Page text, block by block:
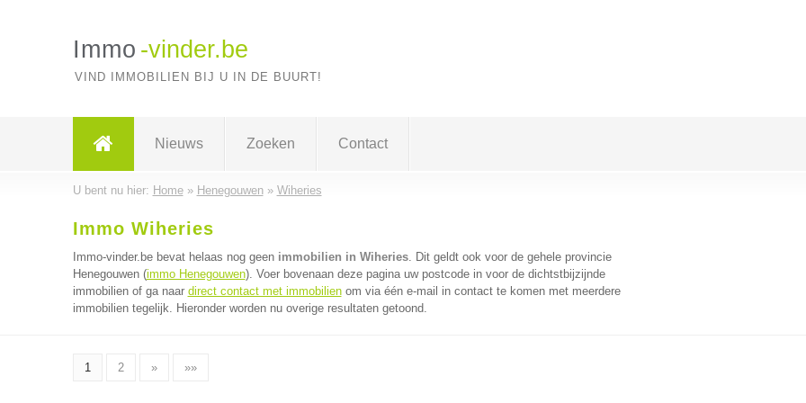
Immo -vinder.be
VIND IMMOBILIEN BIJ U IN DE BUURT!
Nieuws Zoeken Contact
U bent nu hier: Home» Henegouwen» Wiheries
Immo Wiheries
Immo-vinder.be bevat helaas nog geen immobilien in Wiheries. Dit geldt ook voor de gehele provincie
Henegouwen (immo Henegouwen). Voer bovenaan deze pagina uw postcode in voor de dichtstbijzijnde
immobilien of ga naar direct contact met immobilienom via één e-mail in contact te komen met meerdere
immobilien tegelijk. Hieronder worden nu overige resultaten getoond.
1 2 » »»